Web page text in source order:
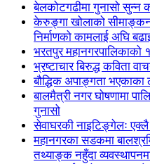
बेलकोटगढीमा गुनासो सुन्न
केरुङ्गा खोलाको सीमाङ्कन
निर्माणको कामलाई अघि
भरतपुर
भ्रष्टाचार बिरुद्ध कविता
बौद्धिक अपाङ्गता
बालमैत्री नगर घोषणामा
गुनासो
सेवाघरकी नाइटिङ्गेलः
महानगरका सडकमा
तथ्याङ्क नहुँदा